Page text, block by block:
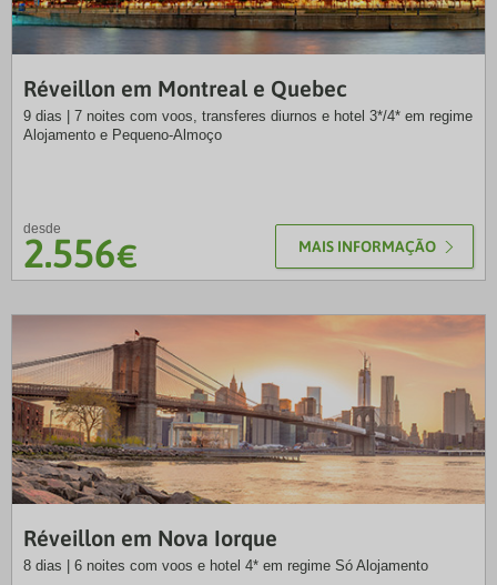
Réveillon em Montreal e Quebec
9 dias | 7 noites com voos, transferes diurnos e hotel 3*/4* em regime
Alojamento e Pequeno-Almoço
desde
2.556€ MAIS INFORMAÇÃO
Réveillon em Nova Iorque
8 dias | 6 noites com voos e hotel 4* em regime Só Alojamento